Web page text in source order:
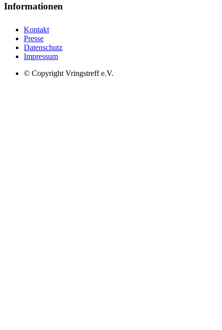
Informationen
Kontakt
Presse
Datenschutz
Impressum
© Copyright Vringstreff e.V.